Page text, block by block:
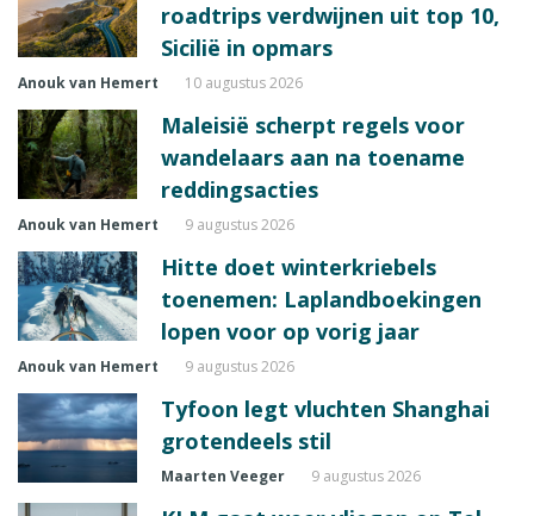
roadtrips verdwijnen uit top 10,
Sicilië in opmars
Anouk van Hemert 10 augustus 2026
Maleisië scherpt regels voor
wandelaars aan na toename
reddingsacties
Anouk van Hemert 9 augustus 2026
Hitte doet winterkriebels
toenemen: Laplandboekingen
lopen voor op vorig jaar
Anouk van Hemert 9 augustus 2026
Tyfoon legt vluchten Shanghai
grotendeels stil
Maarten Veeger 9 augustus 2026